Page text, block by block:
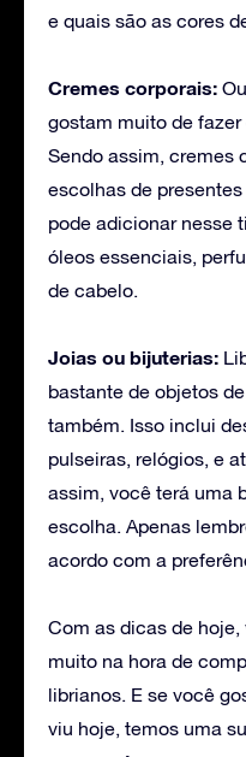
e quais são as cores
Cremes corporais:
gostam muito de
Sendo assim, cremes
escolhas de
pode adicionar nesse
óleos essenciais,
de cabelo.
Joias ou bijuterias:
bastante de objetos
também. Isso inclui
pulseiras, relógios, e
assim, você terá uma
escolha. Apenas
acordo com a
Com as dicas de
muito na hora de
librianos. E se você
viu hoje, temos uma